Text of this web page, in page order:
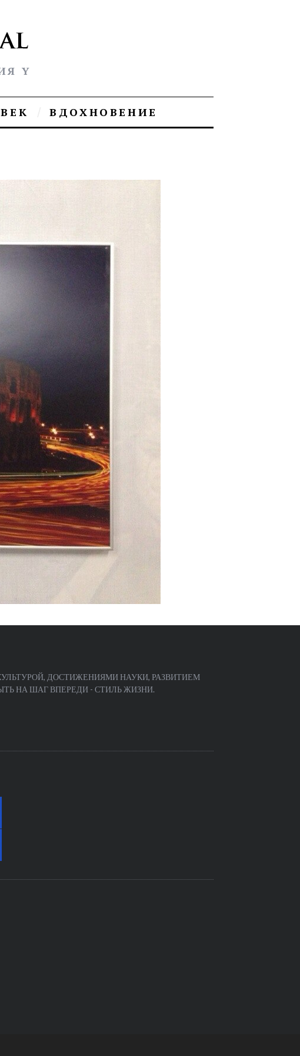
Y
ВДОХНОВЕНИЕ
ДОСТИЖЕНИЯМИ НАУКИ, РАЗВИТИЕМ
НА ШАГ ВПЕРЕДИ - СТИЛЬ ЖИЗНИ.